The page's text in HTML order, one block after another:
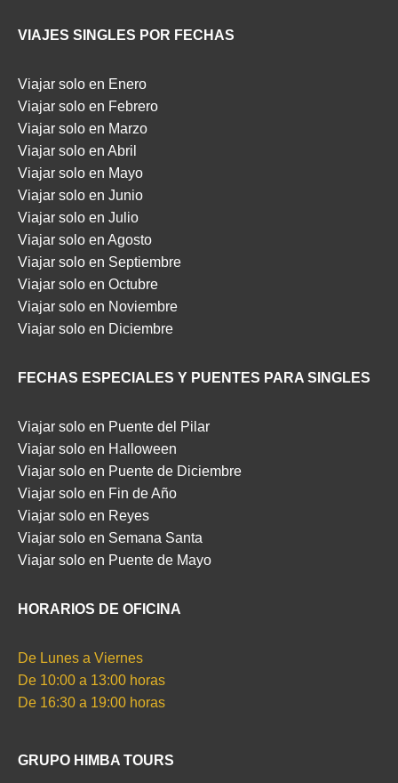
VIAJES SINGLES POR FECHAS
Viajar solo en Enero
Viajar solo en Febrero
Viajar solo en Marzo
Viajar solo en Abril
Viajar solo en Mayo
Viajar solo en Junio
Viajar solo en Julio
Viajar solo en Agosto
Viajar solo en Septiembre
Viajar solo en Octubre
Viajar solo en Noviembre
Viajar solo en Diciembre
FECHAS ESPECIALES Y PUENTES PARA SINGLES
Viajar solo en Puente del Pilar
Viajar solo en Halloween
Viajar solo en Puente de Diciembre
Viajar solo en Fin de Año
Viajar solo en Reyes
Viajar solo en Semana Santa
Viajar solo en Puente de Mayo
HORARIOS DE OFICINA
De Lunes a Viernes
De 10:00 a 13:00 horas
De 16:30 a 19:00 horas
GRUPO HIMBA TOURS